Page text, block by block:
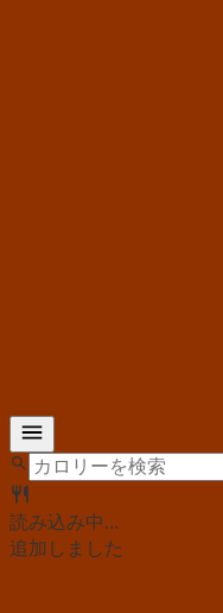
読み込み中...
追加しました